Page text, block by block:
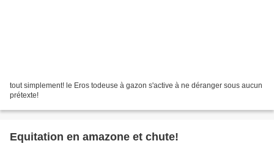
tout simplement! le Eros todeuse à gazon s'active à ne déranger sous aucun
prétexte!
Equitation en amazone et chute!